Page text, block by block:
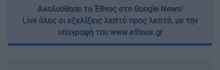
Ακολούθησε το Έθνος στο Google News!
Live όλες οι εξελίξεις λεπτό προς λεπτό, με την
υπογραφή του www.ethnos.gr